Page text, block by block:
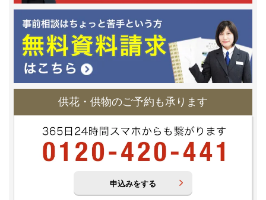
供花・供物のご予約も承ります
申込みをする